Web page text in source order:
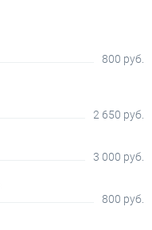
800 руб.
2 650 руб.
3 000 руб.
800 руб.